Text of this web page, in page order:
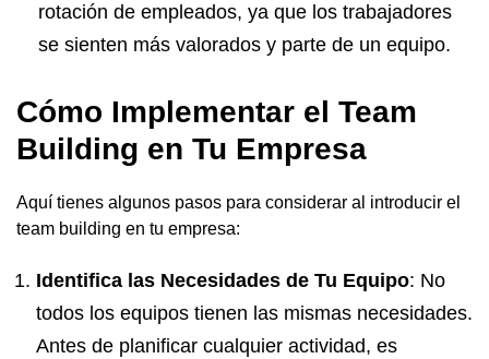
rotación de empleados, ya que los trabajadores
se sienten más valorados y parte de un equipo.
Cómo Implementar el Team
Building en Tu Empresa
Aquí tienes algunos pasos para considerar al introducir el
team building en tu empresa:
Identifica las Necesidades de Tu Equipo: No
todos los equipos tienen las mismas necesidades.
Antes de planificar cualquier actividad, es